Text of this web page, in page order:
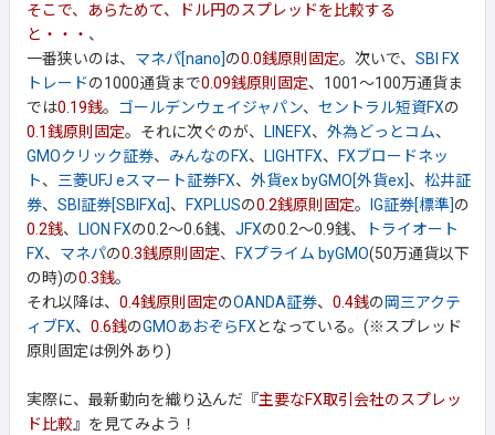
そこで、あらためて、ドル円のスプレッドを比較する
と・・・ 、
一番狭いのは、 マネパ[nano]の0.0銭原則固定。次いで、 SBI FX
トレードの1000通貨まで0.09銭原則固定、1001～100万通貨ま
では0.19銭。 ゴールデンウェイジャパン、 セントラル短資FXの
0.1銭原則固定。それに次ぐのが、 LINEFX、 外為どっとコム、
GMOクリック証券、 みんなのFX、 LIGHTFX、
FXブロードネッ
ト、 三菱UFJ eスマート証券FX、 外貨ex byGMO[外貨ex]、 松井証
券、 SBI証券[SBIFXα]、 FXPLUSの0.2銭原則固定。 IG証券[標準]の
0.2銭、 LION FXの0.2～0.6銭、 JFXの0.2～0.9銭、
トライオート
FX、 マネパの0.3銭原則固定、 FXプライム byGMO(50万通貨以下
の時)の0.3銭。
それ以降は、 0.4銭原則固定のOANDA証券、 0.4銭の岡三アクテ
ィブFX、 0.6銭のGMOあおぞらFXとなっている。(※スプレッド
原則固定は例外あり)
実際に、最新動向を織り込んだ『主要なFX取引会社のスプレッ
ド比較』を見てみよう！